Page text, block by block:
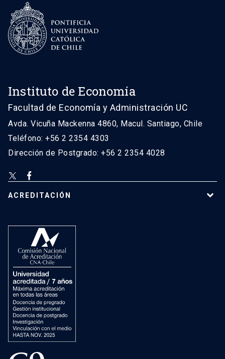
Instituto de Economía
Facultad de Economía y Administración UC
Avda. Vicuña Mackenna 4860, Macul. Santiago, Chile
Teléfono: +56 2 2354 4303
Dirección de Postgrado: +56 2 2354 4028
ACREDITACIÓN